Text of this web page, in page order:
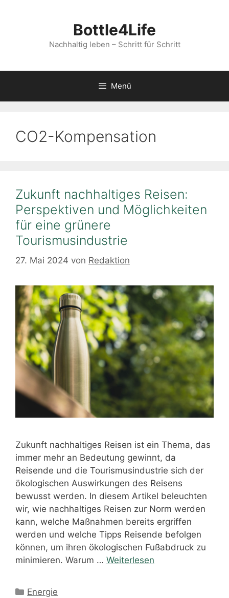
Bottle4Life
Nachhaltig leben – Schritt für Schritt
Menü
CO2-Kompensation
Zukunft nachhaltiges Reisen:
Perspektiven und Möglichkeiten
für eine grünere
Tourismusindustrie
27. Mai 2024 von Redaktion
Zukunft nachhaltiges Reisen ist ein Thema, das
immer mehr an Bedeutung gewinnt, da
Reisende und die Tourismusindustrie sich der
ökologischen Auswirkungen des Reisens
bewusst werden. In diesem Artikel beleuchten
wir, wie nachhaltiges Reisen zur Norm werden
kann, welche Maßnahmen bereits ergriffen
werden und welche Tipps Reisende befolgen
können, um ihren ökologischen Fußabdruck zu
minimieren. Warum … Weiterlesen
Kategorien
Energie